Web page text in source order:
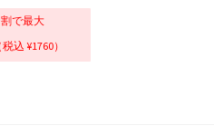
で最大
税込 ¥1760）